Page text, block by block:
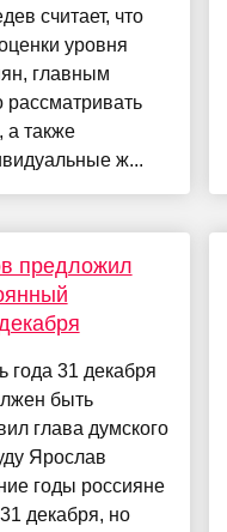
считает, что
уровня
главным
а также
ж...
предложил
года 31 декабря
быть
глава думского
Ярослав
годы россияне
декабря, но